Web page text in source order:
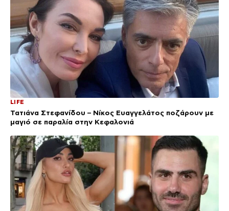
LIFE
Τατιάνα Στεφανίδου – Νίκος Ευαγγελάτος ποζάρουν με
μαγιό σε παραλία στην Κεφαλονιά